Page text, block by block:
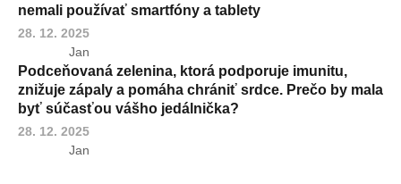
nemali používať smartfóny a tablety
28. 12. 2025
Jan
Podceňovaná zelenina, ktorá podporuje imunitu,
znižuje zápaly a pomáha chrániť srdce. Prečo by mala
byť súčasťou vášho jedálnička?
28. 12. 2025
Jan